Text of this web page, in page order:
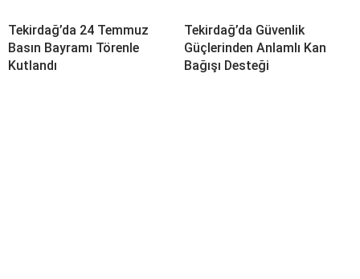
Tekirdağ’da 24 Temmuz
Basın Bayramı Törenle
Kutlandı
Tekirdağ’da Güvenlik
Güçlerinden Anlamlı Kan
Bağışı Desteği